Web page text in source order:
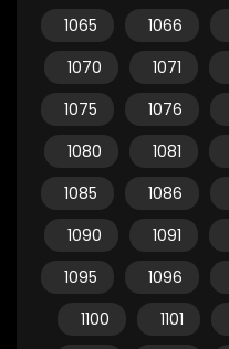
1065
1066
1070
1071
1075
1076
1080
1081
1085
1086
1090
1091
1095
1096
1100
1101